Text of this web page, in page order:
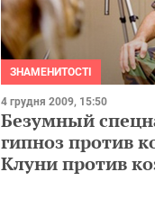
ЗНАМЕНИТОСТІ
4 грудня 2009, 15:50
Безумный
гипноз против
Клуни против